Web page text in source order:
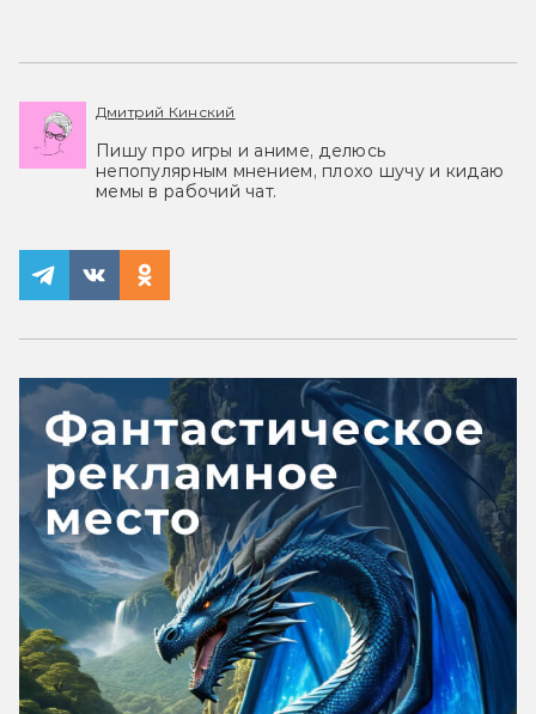
Дмитрий Кинский
Пишу про игры и аниме, делюсь
непопулярным мнением, плохо шучу и кидаю
мемы в рабочий чат.